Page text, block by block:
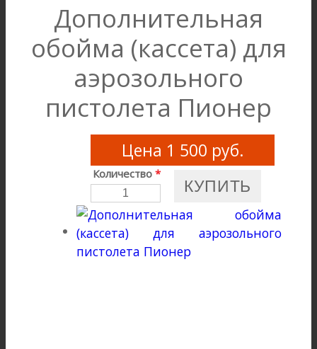
Дополнительная
обойма (кассета) для
аэрозольного
пистолета Пионер
Цена 1 500 руб.
Количество *